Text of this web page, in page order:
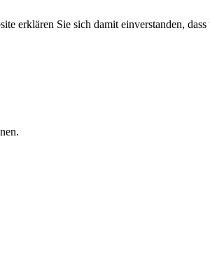
erklären Sie sich damit einverstanden,